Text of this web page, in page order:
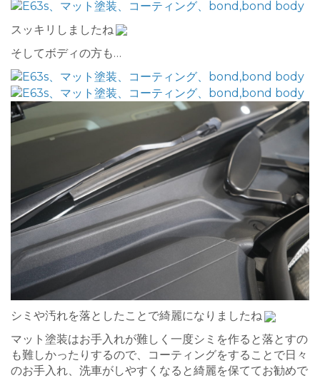
スッキリしましたね
そしてボディの方も…
シミや汚れを落としたことで綺麗になりましたね
マット塗装はお手入れが難しく一度シミを作ると落とすの
も難しかったりするので、コーティングをすることで日々
のお手入れ、洗車がしやすくなると綺麗を保ててお勧めで